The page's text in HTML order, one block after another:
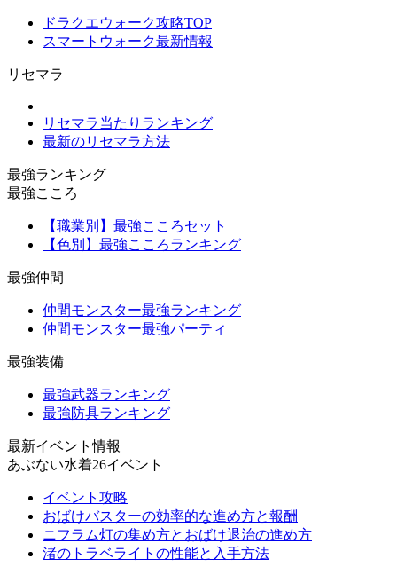
ドラクエウォーク攻略TOP
スマートウォーク最新情報
リセマラ
リセマラ当たりランキング
最新のリセマラ方法
最強ランキング
最強こころ
【職業別】最強こころセット
【色別】最強こころランキング
最強仲間
仲間モンスター最強ランキング
仲間モンスター最強パーティ
最強装備
最強武器ランキング
最強防具ランキング
最新イベント情報
あぶない水着26イベント
イベント攻略
おばけバスターの効率的な進め方と報酬
ニフラム灯の集め方とおばけ退治の進め方
渚のトラベライトの性能と入手方法